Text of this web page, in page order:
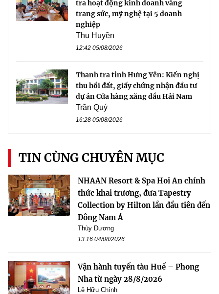
tra hoạt động kinh doanh vàng
trang sức, mỹ nghệ tại 5 doanh
nghiệp
Thu Huyền
12:42 05/08/2026
Thanh tra tỉnh Hưng Yên: Kiến nghị
thu hồi đất, giấy chứng nhận đầu tư
dự án Cửa hàng xăng dầu Hải Nam
Trần Quý
16:28 05/08/2026
TIN CÙNG CHUYÊN MỤC
NHAAN Resort & Spa Hoi An chính
thức khai trương, đưa Tapestry
Collection by Hilton lần đầu tiên đến
Đông Nam Á
Thùy Dương
13:16 04/08/2026
Vận hành tuyến tàu Huế – Phong
Nha từ ngày 28/8/2026
Lê Hữu Chính